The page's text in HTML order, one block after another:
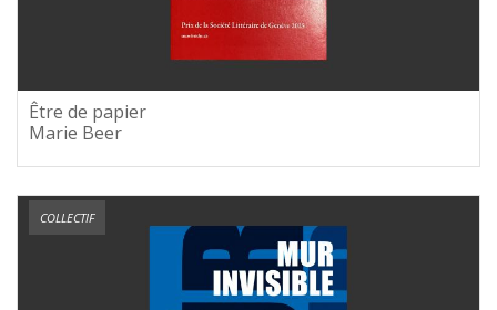
Être de papier
Marie Beer
COLLECTIF